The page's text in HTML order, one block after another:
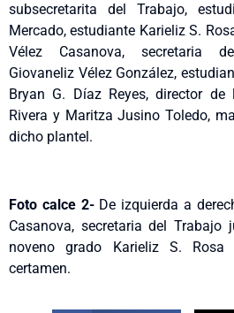
subsecretarita del Trabajo,
Mercado, estudiante Karieliz S.
Vélez Casanova, secretaria
Giovaneliz Vélez González,
Bryan G. Díaz Reyes, director
Rivera y Maritza Jusino Toledo,
dicho plantel.
Foto calce 2- De izquierda a
Casanova, secretaria del
noveno grado Karieliz S. Rosa
certamen.